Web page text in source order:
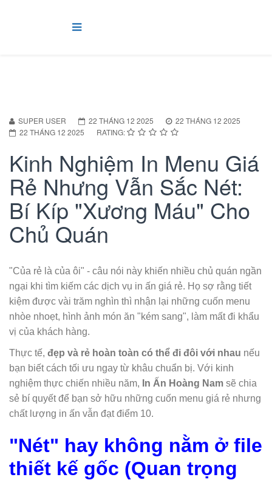
SUPER USER 22 THÁNG 12 2025
22 THÁNG 12 2025
22 THÁNG 12 2025
RATING:
Kinh Nghiệm In Menu Giá
Rẻ Nhưng Vẫn Sắc Nét:
Bí Kíp "Xương Máu" Cho
Chủ Quán
"Của rẻ là của ôi" - câu nói này khiến nhiều chủ quán ngần
ngại khi tìm kiếm các dịch vụ in ấn giá rẻ. Họ sợ rằng tiết
kiệm được vài trăm nghìn thì nhận lại những cuốn menu
nhòe nhoẹt, hình ảnh món ăn "kém sang", làm mất đi khẩu
vị của khách hàng.
Thực tế, đẹp và rẻ hoàn toàn có thể đi đôi với nhau nếu
bạn biết cách tối ưu ngay từ khâu chuẩn bị. Với kinh
nghiệm thực chiến nhiều năm, In Ấn Hoàng Nam sẽ chia
sẻ bí quyết để bạn sở hữu những cuốn menu giá rẻ nhưng
chất lượng in ấn vẫn đạt điểm 10.
"Nét" hay không nằm ở file
thiết kế gốc (Quan trọng